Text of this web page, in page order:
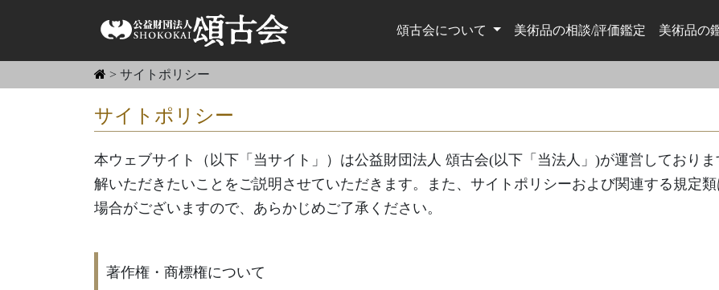
頌古会について 美術品の相談/評価鑑定 美術品の
> サイトポリシー
サイトポリシー
本ウェブサイト（以下「当サイト」）は公益財団法人 頌古会(以下「当法人」)が運営しており
解いただきたいことをご説明させていただきます。また、サイトポリシーおよび関連する規定
場合がございますので、あらかじめご了承ください。
著作権・商標権について